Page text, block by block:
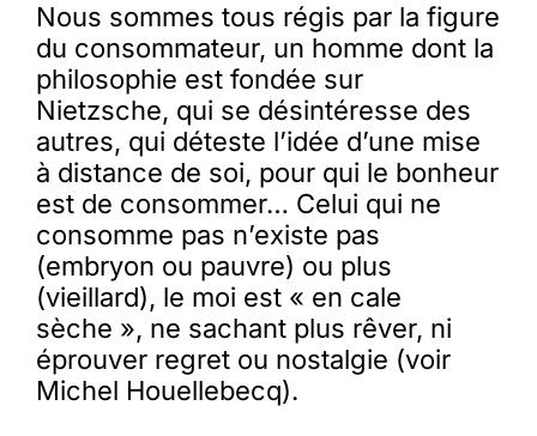
Nous sommes tous régis par la figure
du consommateur, un homme dont la
philosophie est fondée sur
Nietzsche, qui se désintéresse des
autres, qui déteste l’idée d’une mise
à distance de soi, pour qui le bonheur
est de consommer… Celui qui ne
consomme pas n’existe pas
(embryon ou pauvre) ou plus
(vieillard), le moi est « en cale
sèche », ne sachant plus rêver, ni
éprouver regret ou nostalgie (voir
Michel Houellebecq).